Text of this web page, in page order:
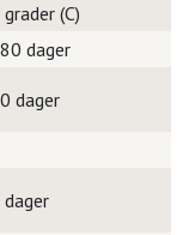
(C)
dager
dager
dager